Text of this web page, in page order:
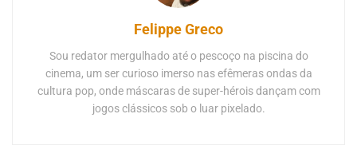
Felippe Greco
Sou redator mergulhado até o pescoço na piscina do
cinema, um ser curioso imerso nas efêmeras ondas da
cultura pop, onde máscaras de super-hérois dançam com
jogos clássicos sob o luar pixelado.